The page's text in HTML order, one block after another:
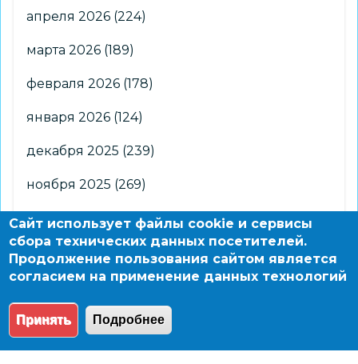
апреля 2026 (224)
марта 2026 (189)
февраля 2026 (178)
января 2026 (124)
декабря 2025 (239)
ноября 2025 (269)
октября 2025(266)
сентября 2025 (176)
августа 2025 (2)
© 2004 - 2026 Новосибирский информационно-
Сайт использует файлы cookie и сервисы
сбора технических данных посетителей.
Продолжение пользования сайтом является
согласием на применение данных технологий
Принять Подробнее